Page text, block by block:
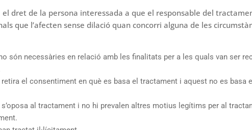
el dret de la persona interessada a que el responsable del
que l’afecten sense dilació quan concorri alguna de les
són necessàries en relació amb les finalitats per a les quals van ser
el consentiment en què es basa el tractament i aquest no es basa
al tractament i no hi prevalen altres motius legítims per al